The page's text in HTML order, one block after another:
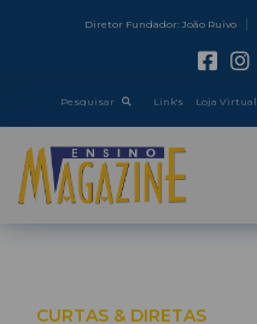
Diretor Fundador: João Ruivo
Pesquisar Link's Loja Virtual
CURTAS & DIRETAS